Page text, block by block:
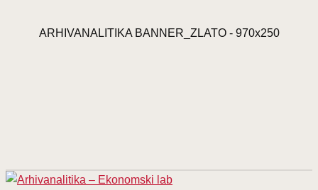
ARHIVANALITIKA BANNER_ZLATO - 970x250